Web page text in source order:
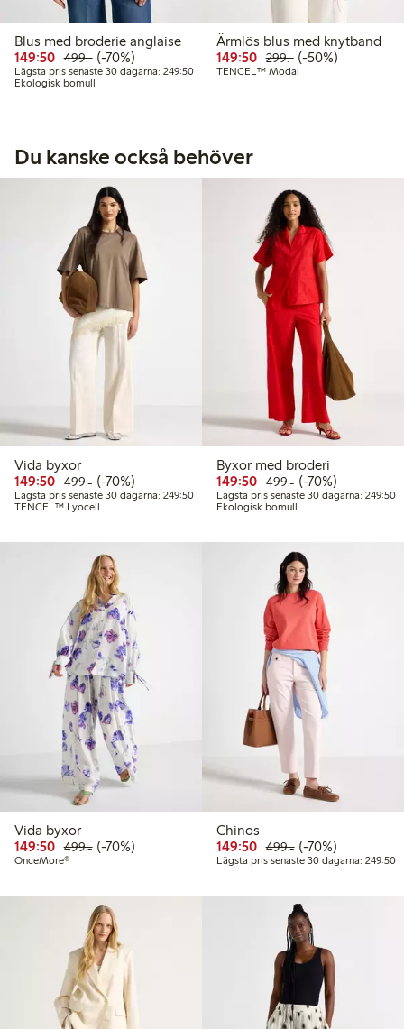
Blus med broderie anglaise
149:50 Rabatterat pris: 149,50 kr
499:-Ordinarie pris: 499,00 kr
70% rabatt
(-70%)
Lägsta pris senaste 30 dagarna: 249:50Lägsta pris senaste 30 dagarna: 249,50 kr
Ekologisk bomull
Ärmlös blus med knytband
149:50 Rabatterat pris: 149,50
299:-Ordinarie pris:
50% rabatt
(-50%)
TENCEL™ Modal
Du kanske också behöver
Vida byxor
149:50 Rabatterat pris: 149,50 kr
499:-Ordinarie pris: 499,00 kr
70% rabatt
(-70%)
Lägsta pris senaste 30 dagarna: 249:50Lägsta pris senaste 30 dagarna: 249,50 kr
TENCEL™ Lyocell
Byxor med broderi
149:50 Rabatterat pris: 149,50
499:-Ordinarie pris:
70% rabatt
(-70%)
Lägsta pris senaste 30 dagarna: 249:50
Ekologisk bomull
Vida byxor
149:50 Rabatterat pris: 149,50 kr
499:-Ordinarie pris: 499,00 kr
70% rabatt
(-70%)
OnceMore®
Chinos
149:50 Rabatterat pris: 149,50
499:-Ordinarie pris:
70% rabatt
(-70%)
Lägsta pris senaste 30 dagarna: 249:50